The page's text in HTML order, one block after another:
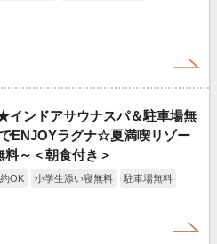
インドアサウナスパ＆駐車場無
ENJOYラグナ☆夏満喫リゾー
料～＜朝食付き＞
OK 小学生添い寝無料
駐車場無料